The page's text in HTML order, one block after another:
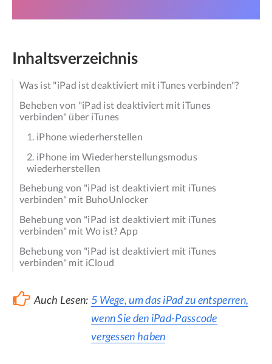
Inhaltsverzeichnis
Was ist "iPad ist deaktiviert mit iTunes verbinden"?
Beheben von "iPad ist deaktiviert mit iTunes
verbinden" über iTunes
1. iPhone wiederherstellen
2. iPhone im Wiederherstellungsmodus
wiederherstellen
Behebung von "iPad ist deaktiviert mit iTunes
verbinden" mit BuhoUnlocker
Behebung von "iPad ist deaktiviert mit iTunes
verbinden" mit Wo ist? App
Behebung von "iPad ist deaktiviert mit iTunes
verbinden" mit iCloud
Auch Lesen: 5 Wege, um das iPad zu entsperren,
wenn Sie den iPad-Passcode
vergessen haben